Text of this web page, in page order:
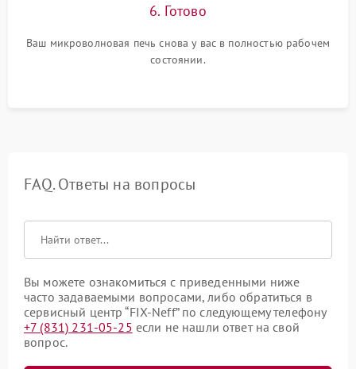
6. Готово
Ваш микроволновая печь снова у вас в полностью рабочем
состоянии.
FAQ. Ответы на вопросы
Вы можете ознакомиться с приведенными ниже
часто задаваемыми вопросами, либо обратиться в
сервисный центр “FIX-Neff” по следующему телефону
+7 (831) 231-05-25 если не нашли ответ на свой
вопрос.